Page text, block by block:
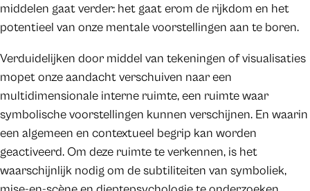
middelen gaat verder: het gaat erom de rijkdom en het
potentieel van onze mentale voorstellingen aan te boren.
Verduidelijken door middel van tekeningen of visualisaties
mopet onze aandacht verschuiven naar een
multidimensionale interne ruimte, een ruimte waar
symbolische voorstellingen kunnen verschijnen. En waarin
een algemeen en contextueel begrip kan worden
geactiveerd. Om deze ruimte te verkennen, is het
waarschijnlijk nodig om de subtiliteiten van symboliek,